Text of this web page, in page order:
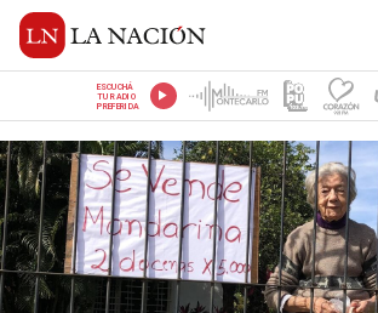
ESCUCHÁ
TU RADIO
PREFERIDA